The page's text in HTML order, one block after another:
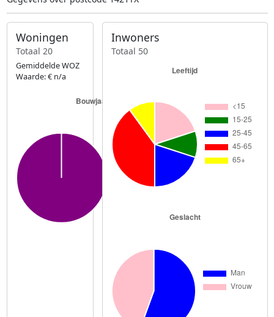
Woningen
Totaal 20
Gemiddelde WOZ
Waarde: € n/a
Inwoners
Totaal 50